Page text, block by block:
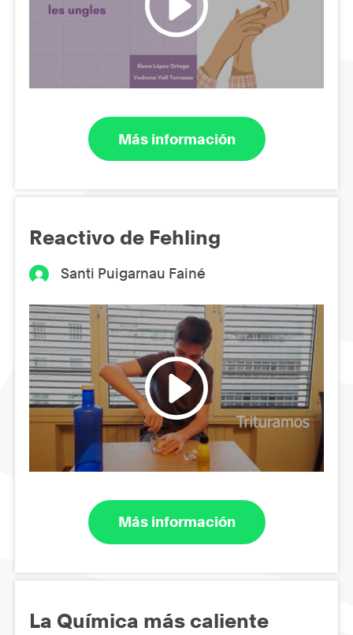
Más información
Reactivo de Fehling
Santi Puigarnau Fainé
Más información
La Química más caliente